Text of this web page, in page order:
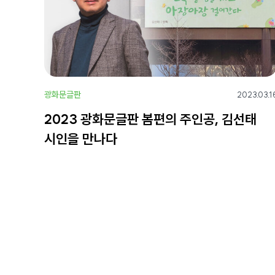
광화문글판
2023 광화문글판 봄편의 주인공, 김선태
시인을 만나다